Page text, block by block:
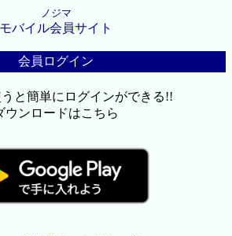
ノジマ
モバイル会員サイト
会員ログイン
と簡単にログインができる!!
ウンロードはこちら